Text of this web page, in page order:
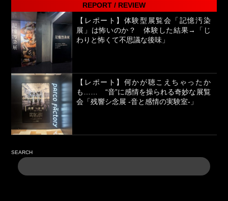
REPORT / REVIEW
【レポート】体験型展覧会「記憶汚染
展」は怖いのか？ 体験した結果→「じ
わりと怖くて不思議な後味」
【レポート】何かが聴こえちゃったか
も…… “音”に感情を操られる奇妙な展覧
会「残響シ念展 -⾳と感情の実験室-」
SEARCH